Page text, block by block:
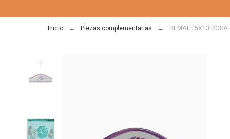
Inicio Piezas complementarias REMATE 5X13 ROSA